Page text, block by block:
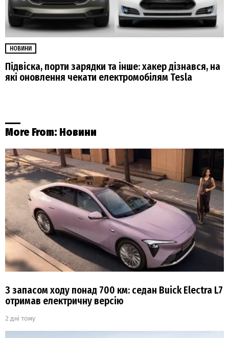
НОВИНИ
Підвіска, порти зарядки та інше: хакер дізнався, на
які оновлення чекати електромобілям Tesla
More From: Новини
З запасом ходу понад 700 км: седан Buick Electra L7
отримав електричну версію
2 дні тому